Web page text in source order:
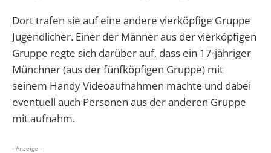
Dort trafen sie auf eine andere vierköpfige Gruppe
Jugendlicher. Einer der Männer aus der vierköpfigen
Gruppe regte sich darüber auf, dass ein 17-jähriger
Münchner (aus der fünfköpfigen Gruppe) mit
seinem Handy Videoaufnahmen machte und dabei
eventuell auch Personen aus der anderen Gruppe
mit aufnahm.
- Anzeige -